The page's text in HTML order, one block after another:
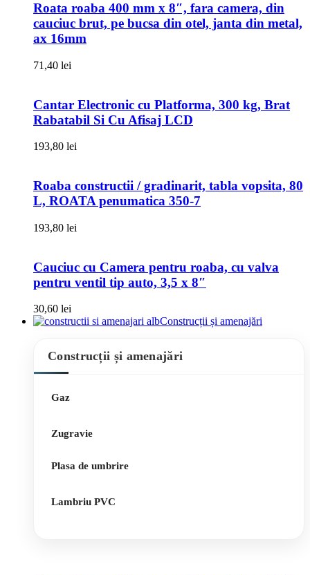
Roata roaba 400 mm x 8″, fara camera, din
cauciuc brut, pe bucsa din otel, janta din metal,
ax 16mm
71,40 lei
Cantar Electronic cu Platforma, 300 kg, Brat
Rabatabil Si Cu Afisaj LCD
193,80 lei
Roaba constructii / gradinarit, tabla vopsita, 80
L, ROATA penumatica 350-7
193,80 lei
Cauciuc cu Camera pentru roaba, cu valva
pentru ventil tip auto, 3,5 x 8″
30,60 lei
Construcții și amenajări
Construcții și amenajări
Gaz
Zugravie
Plasa de umbrire
Lambriu PVC